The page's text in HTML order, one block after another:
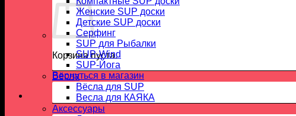
Корзина пуста.
Вернуться в магазин
Женские SUP доски
Детские SUP доски
Серфинг
SUP для Рыбалки
SUP-Wind
SUP-Йога
Вёсла
Вёсла для SUP
Весла для КАЯКА
Аксессуары